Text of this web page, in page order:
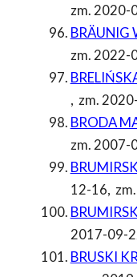
zm. 2020-
BRÄUNIG
zm. 2022-
, zm.
BRODA
zm. 2007-
12-16,
2017-09-
BRUSKI